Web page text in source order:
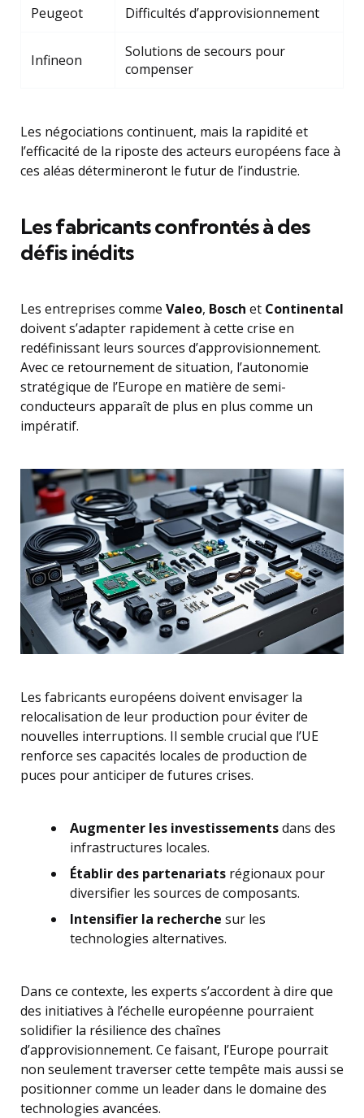
Peugeot Difficultés d’approvisionnement
Infineon
Solutions de secours pour
compenser
Les négociations continuent, mais la rapidité et
l’efficacité de la riposte des acteurs européens face à
ces aléas détermineront le futur de l’industrie.
Les fabricants confrontés à des
défis inédits
Les entreprises comme Valeo, Bosch et Continental
doivent s’adapter rapidement à cette crise en
redéfinissant leurs sources d’approvisionnement.
Avec ce retournement de situation, l’autonomie
stratégique de l’Europe en matière de semi-
conducteurs apparaît de plus en plus comme un
impératif.
Les fabricants européens doivent envisager la
relocalisation de leur production pour éviter de
nouvelles interruptions. Il semble crucial que l’UE
renforce ses capacités locales de production de
puces pour anticiper de futures crises.
Augmenter les investissementsdans des
infrastructures locales.
Établir des partenariats régionaux pour
diversifier les sources de composants.
Intensifier la recherche sur les
technologies alternatives.
Dans ce contexte, les experts s’accordent à dire que
des initiatives à l’échelle européenne pourraient
solidifier la résilience des chaînes
d’approvisionnement. Ce faisant, l’Europe pourrait
non seulement traverser cette tempête mais aussi se
positionner comme un leader dans le domaine des
technologies avancées.